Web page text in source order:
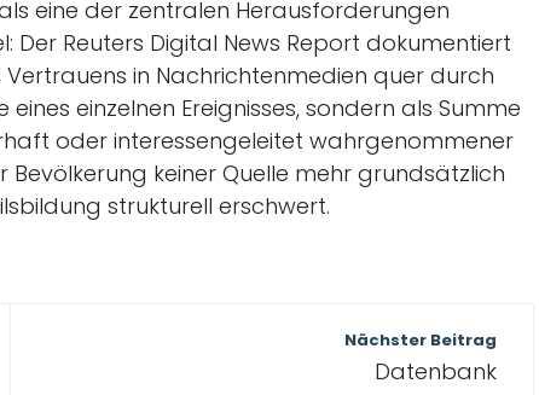
eine der zentralen Herausforderungen
Der Reuters Digital News Report dokumentiert
in Nachrichtenmedien quer durch
einzelnen Ereignisses, sondern als Summe
oder interessengeleitet wahrgenommener
keiner Quelle mehr grundsätzlich
strukturell erschwert.
Nächster Beitrag
Datenbank